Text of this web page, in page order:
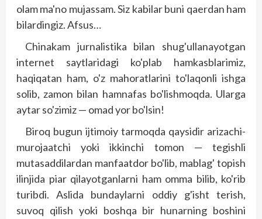
olam ma'no mujassam. Siz kabilar buni qaerdan ham
bilardingiz. Afsus…
Chinakam jurnalistika bilan shug'ullanayotgan
internet saytlaridagi ko'plab hamkasblarimiz,
haqiqatan ham, o'z mahoratlarini to'laqonli ishga
solib, zamon bilan hamnafas bo'lishmoqda. Ularga
aytar so'zimiz — omad yor bo'lsin!
Biroq bugun ijtimoiy tarmoqda qaysidir arizachi-
murojaatchi yoki ikkinchi tomon — tegishli
mutasaddilardan manfaatdor bo'lib, mablag' topish
ilinjida piar qilayotganlarni ham omma bilib, ko'rib
turibdi. Aslida bundaylarni oddiy g'isht terish,
suvoq qilish yoki boshqa bir hunarning boshini